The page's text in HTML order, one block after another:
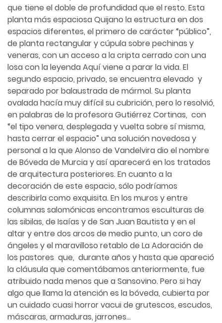
que tiene el doble de profundidad que el resto. Esta
planta más espaciosa Quijano la estructura en dos
espacios diferentes, el primero de carácter “público”,
de planta rectangular y cúpula sobre pechinas y
veneras, con un acceso a la cripta cerrado con una
losa con la leyenda Aquí viene a parar la vida. El
segundo espacio, privado, se encuentra elevado y
separado por balaustrada de mármol. Su planta
ovalada hacía muy difícil su cubrición, pero lo resolvió,
en palabras de la profesora Gutiérrez Cortinas, con
“el tipo venera, desplegada y vuelta sobre sí misma,
hasta cerrar el espacio” una solución novedosa y
personal a la que Alonso de Vandelvira dio el nombre
de Bóveda de Murcia y así aparecerá en los tratados
de arquitectura posteriores. En cuanto a la
decoración de este espacio, sólo podríamos
describirla como exquisita. En los muros y entre
columnas salomónicas encontramos esculturas de
las sibilas, de Isaías y de San Juan Bautista y en el
altar y entre dos arcos de medio punto, un coro de
ángeles y el maravilloso retablo de La Adoración de
los pastores que, durante años y hasta que apareció
la cláusula que comentábamos anteriormente, fue
atribuido nada menos que a Sansovino. Pero si hay
algo que llama la atención es la bóveda, cubierta por
un cuidado cuasi horror vacui de grutescos, escudos,
máscaras, armaduras, jarrones…